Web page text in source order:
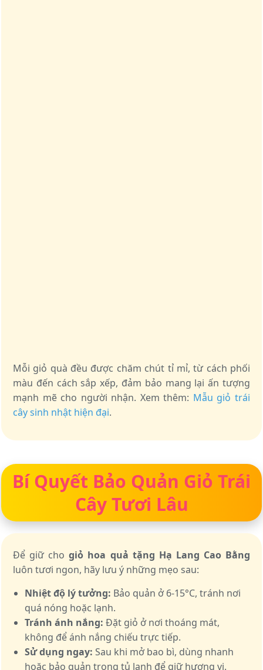
Mỗi giỏ quà đều được chăm chút tỉ mỉ, từ cách phối
màu đến cách sắp xếp, đảm bảo mang lại ấn tượng
mạnh mẽ cho người nhận. Xem thêm: Mẫu giỏ trái
cây sinh nhật hiện đại.
Bí Quyết Bảo Quản Giỏ Trái
Cây Tươi Lâu
Để giữ chogiỏ hoa quả tặng Hạ Lang Cao Bằng
luôn tươi ngon, hãy lưu ý những mẹo sau:
Nhiệt độ lý tưởng: Bảo quản ở 6-15°C, tránh nơi
quá nóng hoặc lạnh.
Tránh ánh nắng: Đặt giỏ ở nơi thoáng mát,
không để ánh nắng chiếu trực tiếp.
Sử dụng ngay: Sau khi mở bao bì, dùng nhanh
hoặc bảo quản trong tủ lạnh để giữ hương vị.